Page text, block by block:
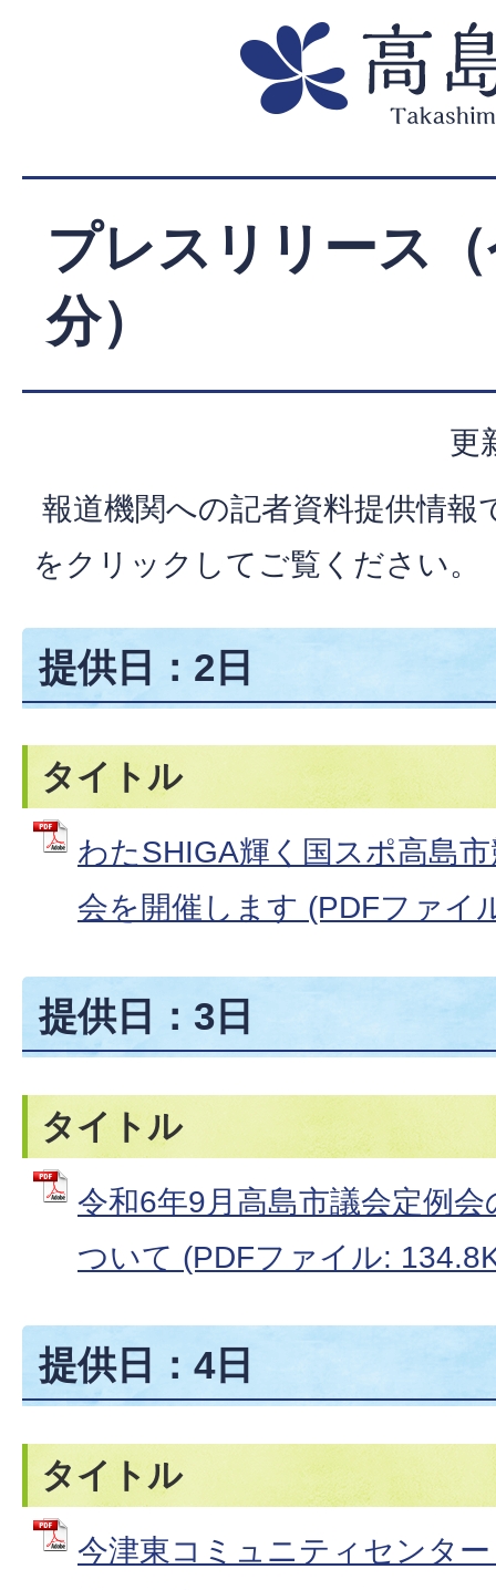
プレスリリース
分）
更
報道機関への記者資料提供情報
をクリックしてご覧ください。
提供日：2日
タイトル
わたSHIGA輝く国スポ高島
会を開催します (PDFファイ
提供日：3日
タイトル
令和6年9月高島市議会定例
ついて (PDFファイル:
提供日：4日
タイトル
今津東コミュニティセンタ